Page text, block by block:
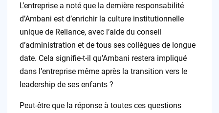
L’entreprise a noté que la dernière responsabilité
d’Ambani est d’enrichir la culture institutionnelle
unique de Reliance, avec l’aide du conseil
d’administration et de tous ses collègues de longue
date. Cela signifie-t-il qu’Ambani restera impliqué
dans l’entreprise même après la transition vers le
leadership de ses enfants ?
Peut-être que la réponse à toutes ces questions